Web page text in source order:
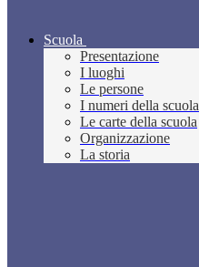
Scuola
Presentazione
I luoghi
Le persone
I numeri della scuola
Le carte della scuola
Organizzazione
La storia